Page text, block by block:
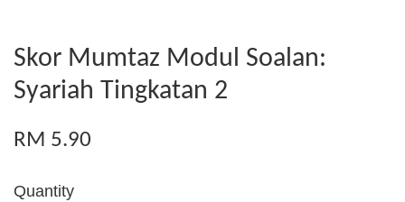
Skor Mumtaz Modul Soalan:
Syariah Tingkatan 2
RM 5.90
Quantity